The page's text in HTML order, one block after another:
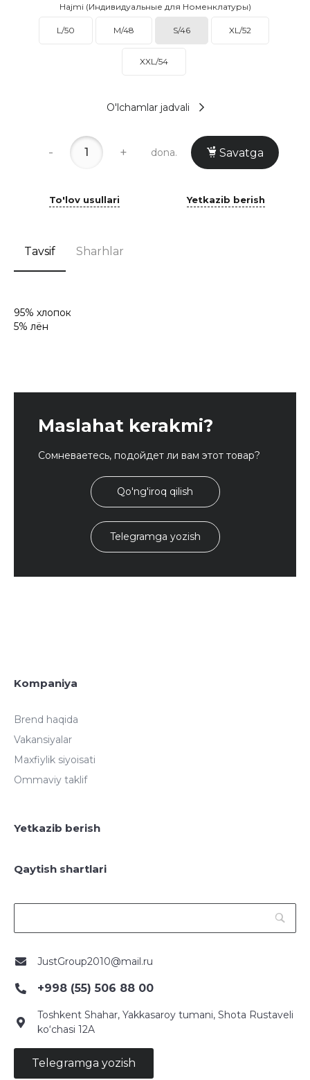
Hajmi (Индивидуальные для Номенклатуры)
L/50 M/48 S/46 XL/52
XXL/54
O'lchamlar jadvali
- + dona. Savatga
To'lov usullari Yetkazib berish
Tavsif Sharhlar
95% хлопок
5% лён
Maslahat kerakmi?
Сомневаетесь, подойдет ли вам этот товар?
Qo'ng'iroq qilish
Telegramga yozish
Kompaniya
Brend haqida
Vakansiyalar
Maxfiylik siyoisati
Ommaviy taklif
Yetkazib berish
Qaytish shartlari
JustGroup2010@mail.ru
+998 (55) 506 88 00
Toshkent Shahar, Yakkasaroy tumani, Shota Rustaveli
ko‘chasi 12A
Telegramga yozish